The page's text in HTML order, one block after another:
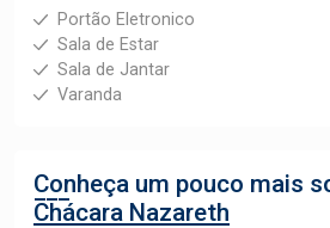
Portão Eletronico
Sala de Estar
Sala de Jantar
Varanda
Conheça um pouco mais
Chácara Nazareth